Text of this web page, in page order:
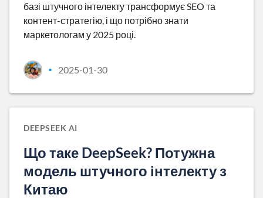
базі штучного інтелекту трансформує SEO та
контент-стратегію, і що потрібно знати
маркетологам у 2025 році.
• 2025-01-30
DEEPSEEK AI
Що таке DeepSeek? Потужна
модель штучного інтелекту з
Китаю